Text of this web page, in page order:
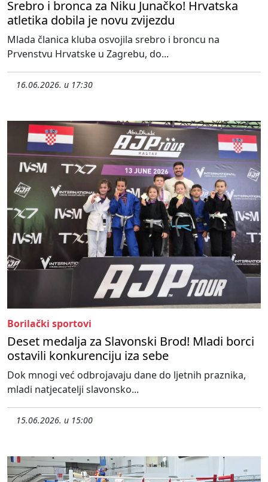
Srebro i bronca za Niku Junačko! Hrvatska
atletika dobila je novu zvijezdu
Mlada članica kluba osvojila srebro i broncu na
Prvenstvu Hrvatske u Zagrebu, do...
16.06.2026. u 17:30
Borilački sportovi
Deset medalja za Slavonski Brod! Mladi borci
ostavili konkurenciju iza sebe
Dok mnogi već odbrojavaju dane do ljetnih praznika,
mladi natjecatelji slavonsko...
15.06.2026. u 15:00